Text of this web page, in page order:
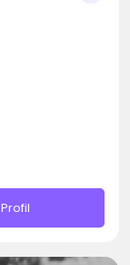
Profil